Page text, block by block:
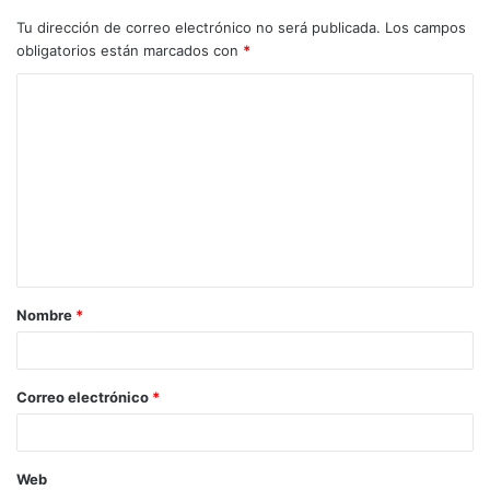
Tu dirección de correo electrónico no será publicada. Los campos
obligatorios están marcados con *
Nombre *
Correo electrónico *
Web